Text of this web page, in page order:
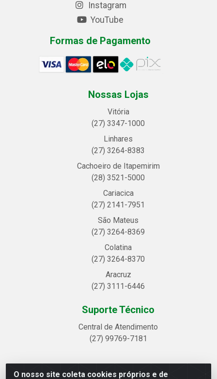
O nosso site coleta cookies próprios e de
Instagram
YouTube
Formas de Pagamento
Nossas Lojas
Vitória
(27) 3347-1000
Linhares
(27) 3264-8383
Cachoeiro de Itapemirim
(28) 3521-5000
Cariacica
(27) 2141-7951
São Mateus
(27) 3264-8369
Colatina
(27) 3264-8370
Aracruz
(27) 3111-6446
Suporte Técnico
Central de Atendimento
(27) 99769-7181